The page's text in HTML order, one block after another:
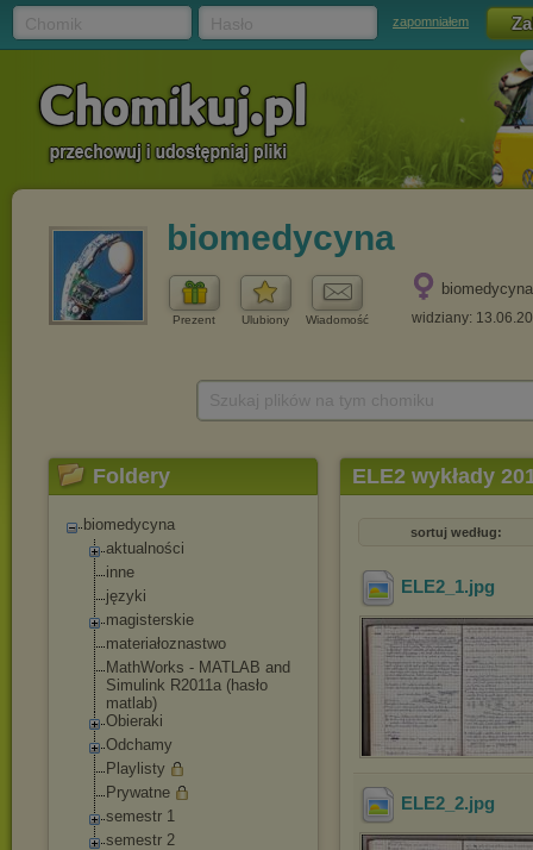
zapomniałem
biomedycyna
Prezent Ulubiony Wiadomość
biomedycyna
widziany:
Foldery
biomedycyna
aktualności
inne
języki
magisterskie
materiałoznastwo
MathWorks - MATLAB and
Simulink R2011a (hasło
matlab)
Obieraki
Odchamy
Playlisty
Prywatne
semestr 1
semestr 2
ELE2 wykłady
sortuj według:
ELE2_1.jpg
ELE2_2.jpg